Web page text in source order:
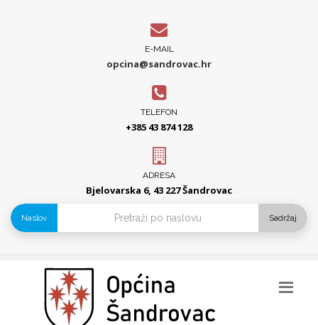
E-MAIL
opcina@sandrovac.hr
TELEFON
+385 43 874 128
ADRESA
Bjelovarska 6, 43 227 Šandrovac
Naslov Sadržaj